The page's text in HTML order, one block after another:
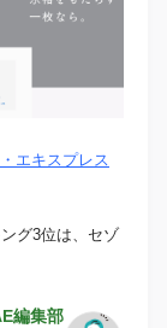
エキスプレス
グ3位は、セゾ
編集部